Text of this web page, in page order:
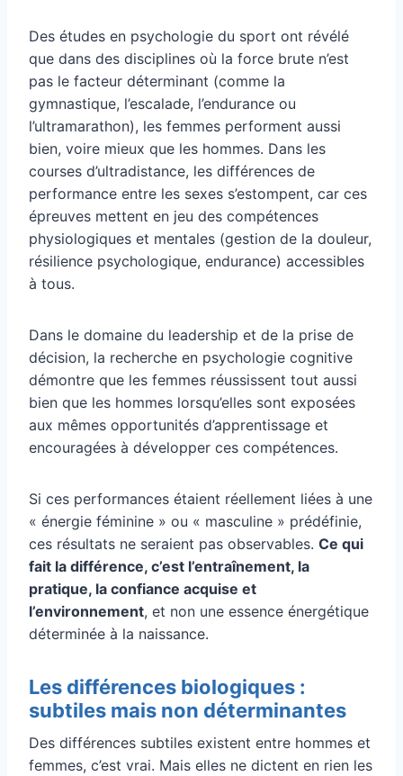
Des études en psychologie du sport ont révélé
que dans des disciplines où la force brute n’est
pas le facteur déterminant (comme la
gymnastique, l’escalade, l’endurance ou
l’ultramarathon), les femmes performent aussi
bien, voire mieux que les hommes. Dans les
courses d’ultradistance, les différences de
performance entre les sexes s’estompent, car ces
épreuves mettent en jeu des compétences
physiologiques et mentales (gestion de la douleur,
résilience psychologique, endurance) accessibles
à tous.
Dans le domaine du leadership et de la prise de
décision, la recherche en psychologie cognitive
démontre que les femmes réussissent tout aussi
bien que les hommes lorsqu’elles sont exposées
aux mêmes opportunités d’apprentissage et
encouragées à développer ces compétences.
Si ces performances étaient réellement liées à une
« énergie féminine » ou « masculine » prédéfinie,
ces résultats ne seraient pas observables. Ce qui
fait la différence, c’est l’entraînement, la
pratique, la confiance acquise et
l’environnement, et non une essence énergétique
déterminée à la naissance.
Les différences biologiques :
subtiles mais non déterminantes
Des différences subtiles existent entre hommes et
femmes, c’est vrai. Mais elles ne dictent en rien les